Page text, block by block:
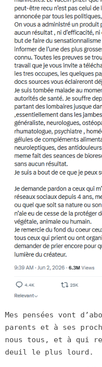
Mes pensées vont
parents et à ses
nous tous, et à qui
deuil le plus lourd.